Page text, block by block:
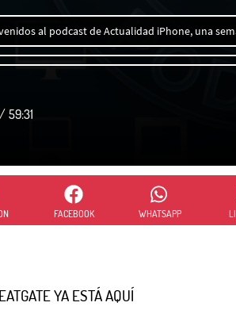
al podcast de Actualidad iPhone, una
/ 59:31
FACEBOOK WHATSAPP
YA ESTÁ AQUÍ